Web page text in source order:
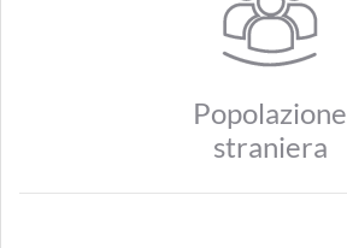
Popolazione
straniera